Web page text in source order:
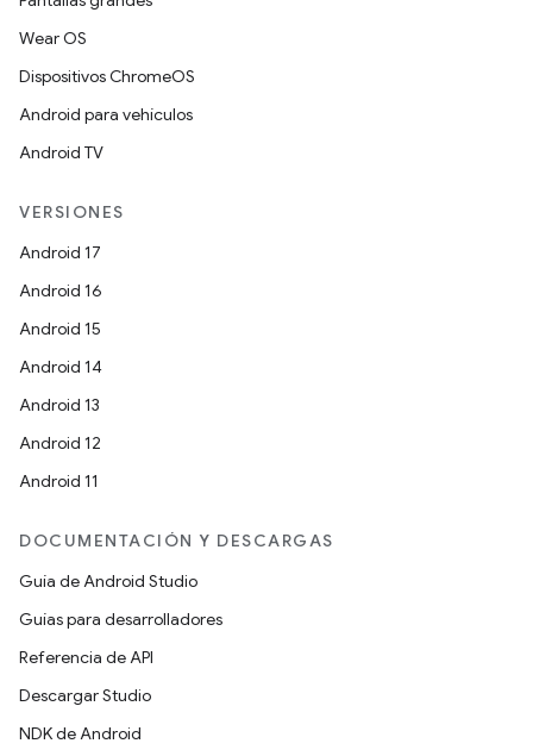
Wear OS
Dispositivos ChromeOS
Android para vehículos
Android TV
VERSIONES
Android 17
Android 16
Android 15
Android 14
Android 13
Android 12
Android 11
DOCUMENTACIÓN Y DESCARGAS
Guía de Android Studio
Guías para desarrolladores
Referencia de API
Descargar Studio
NDK de Android